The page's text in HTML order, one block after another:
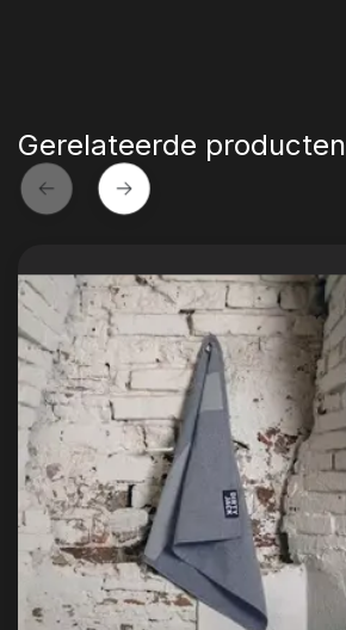
Gerelateerde producten